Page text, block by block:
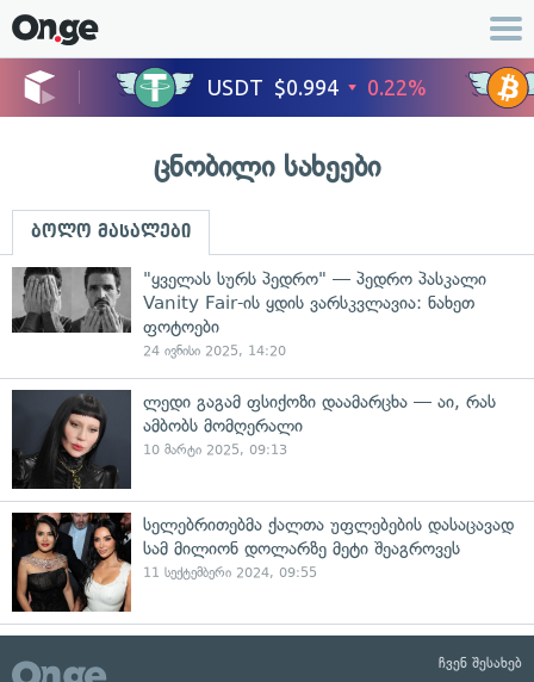
ცნობილი სახეები
ბოლო მასალები
"ყველას სურს პედრო" — პედრო პასკალი
Vanity Fair-ის ყდის ვარსკვლავია: ნახეთ
ფოტოები
24 ივნისი 2025, 14:20
ლედი გაგამ ფსიქოზი დაამარცხა — აი, რას
ამბობს მომღერალი
10 მარტი 2025, 09:13
სელებრითებმა ქალთა უფლებების დასაცავად
სამ მილიონ დოლარზე მეტი შეაგროვეს
11 სექტემბერი 2024, 09:55
ჩვენ შესახებ